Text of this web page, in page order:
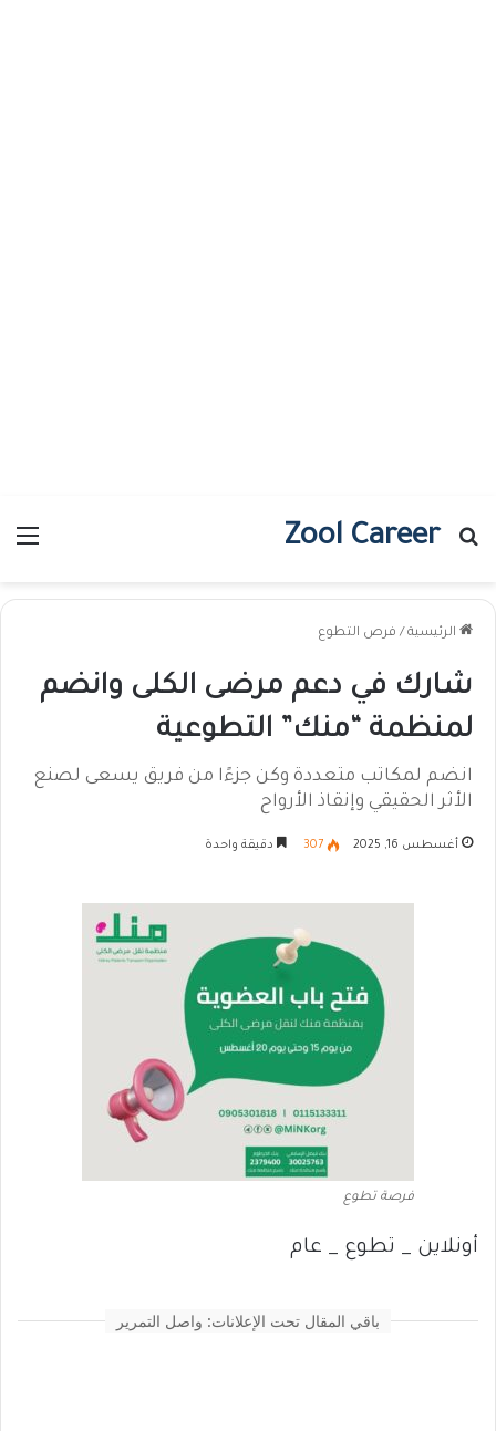
Zool Career
بحث عن
الرئيسية / فرص التطوع
شارك في دعم مرضى الكلى وانضم
لمنظمة “منك” التطوعية
انضم لمكاتب متعددة وكن جزءًا من فريق يسعى لصنع
الأثر الحقيقي وإنقاذ الأرواح
أغسطس 16, 2025 307 دقيقة واحدة
فرصة تطوع
أونلاين _ تطوع _ عام
باقي المقال تحت الإعلانات: واصل التمرير